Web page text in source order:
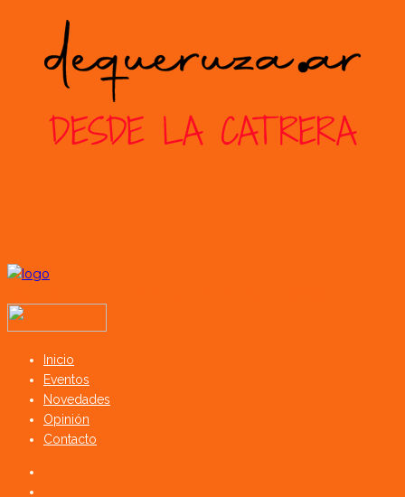
Inicio
Eventos
Novedades
Opinión
Contacto